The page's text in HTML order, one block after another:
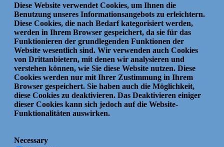
Diese Website verwendet Cookies, um Ihnen die
Benutzung unseres Informationsangebots zu erleichtern.
Diese Cookies, die nach Bedarf kategorisiert werden,
werden in Ihrem Browser gespeichert, da sie für das
Funktionieren der grundlegenden Funktionen der
Website wesentlich sind. Wir verwenden auch Cookies
von Drittanbietern, mit denen wir analysieren und
verstehen können, wie Sie diese Website nutzen. Diese
Cookies werden nur mit Ihrer Zustimmung in Ihrem
Browser gespeichert. Sie haben auch die Möglichkeit,
diese Cookies zu deaktivieren. Das Deaktivieren einiger
dieser Cookies kann sich jedoch auf die Website-
Funktionalitäten auswirken.
Necessary